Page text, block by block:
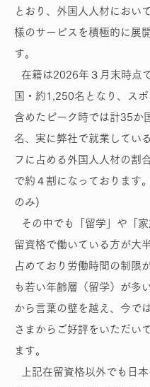
とおり、外国人人材におい
様のサービスを積極的に展
す。
在籍は2026年３月末時点
国・約1,250名となり、ス
含めたピーク時では計35か
名、実に弊社で就業してい
フに占める外国人人材の割
で約４割になっております
のみ)
その中でも「留学」や「
留資格で働いている方が大
占めており労働時間の制限
も若い年齢層（留学）が多
から言葉の壁を越え、今で
さまからご好評をいただい
ます。
上記在留資格以外でも日